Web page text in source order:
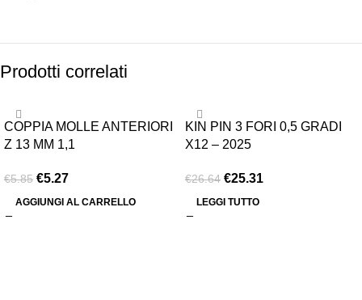
Prodotti correlati
-10%
COPPIA MOLLE ANTERIORI
Z 13 MM 1,1
€5.85 €5.27
AGGIUNGI AL CARRELLO
-5%
ESAURITO
KIN PIN 3 FORI 0,5 GRADI
X12 – 2025
€26.64 €25.31
LEGGI TUTTO